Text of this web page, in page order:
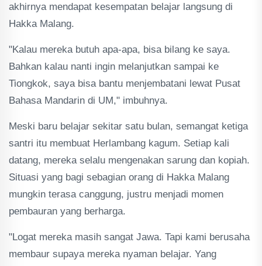
akhirnya mendapat kesempatan belajar langsung di
Hakka Malang.
"Kalau mereka butuh apa-apa, bisa bilang ke saya.
Bahkan kalau nanti ingin melanjutkan sampai ke
Tiongkok, saya bisa bantu menjembatani lewat Pusat
Bahasa Mandarin di UM," imbuhnya.
Meski baru belajar sekitar satu bulan, semangat ketiga
santri itu membuat Herlambang kagum. Setiap kali
datang, mereka selalu mengenakan sarung dan kopiah.
Situasi yang bagi sebagian orang di Hakka Malang
mungkin terasa canggung, justru menjadi momen
pembauran yang berharga.
"Logat mereka masih sangat Jawa. Tapi kami berusaha
membaur supaya mereka nyaman belajar. Yang